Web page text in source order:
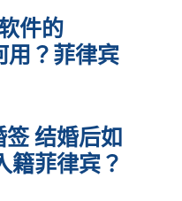
件的
？菲律宾
结婚后如
籍菲律宾？